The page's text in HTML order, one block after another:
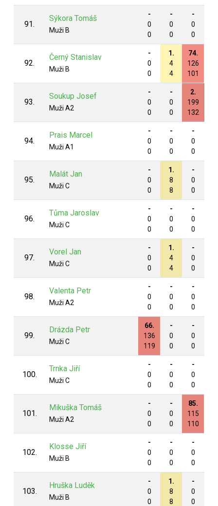
91.
Sýkora Tomáš
Muži B
-
0
0
-
0
0
-
0
0
92.
Černý Stanislav
Muži B
-
0
0
1.
4
4
74.
126
101
93.
Soukup Josef
Muži A2
-
0
0
-
0
0
2.
199
132
94.
Prais Marcel
Muži A1
-
0
0
-
0
0
-
0
0
95.
Malát Jan
Muži C
-
0
0
1.
8
8
-
0
0
96.
Tůma Jaroslav
Muži C
-
0
0
-
0
0
-
0
0
97.
Vorel Jan
Muži C
-
0
0
1.
4
4
-
0
0
98.
Valenta Petr
Muži A2
-
0
0
-
0
0
-
0
0
99.
Drázda Petr
Muži C
66.
136
119
-
0
0
-
0
0
100.
Trnka Jiří
Muži C
-
0
0
-
0
0
-
0
0
101.
Mikuška Tomáš
Muži A2
-
0
0
-
0
0
85.
115
110
102.
Klosse Jiří
Muži B
-
0
0
-
0
0
-
0
0
103.
Hruška Luděk
Muži B
-
0
0
1.
8
8
-
0
0